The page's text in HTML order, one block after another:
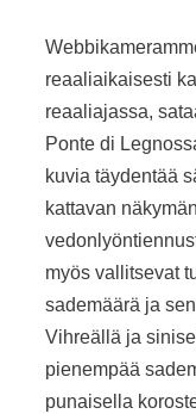
reaaliaikaisesti
reaaliajassa,
Ponte di
kuvia täydentää
kattavan
myös vallitsevat
sademäärä ja
Vihreällä ja
pienempää
punaisella